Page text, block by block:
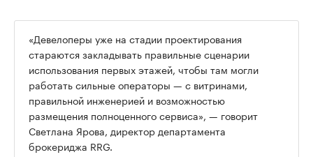
00:00
«Девелоперы уже на стадии проектирования
стараются закладывать правильные сценарии
использования первых этажей, чтобы там могли
работать сильные операторы — с витринами,
правильной инженерией и возможностью
размещения полноценного сервиса», — говорит
Светлана Ярова, директор департамента
брокериджа RRG.